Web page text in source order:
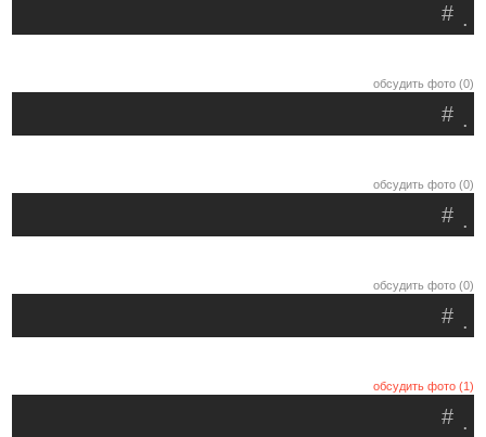
.
#
обсудить фото (0)
.
#
обсудить фото (0)
.
#
обсудить фото (0)
.
#
обсудить фото (1)
.
#